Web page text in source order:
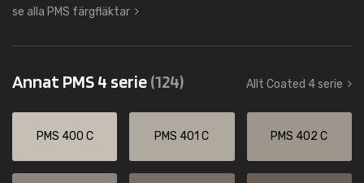
se alla PMS färgfläktar
Annat PMS 4 serie(124) Allt Coated 4 serie
PMS 400 C PMS 401 C PMS 402 C